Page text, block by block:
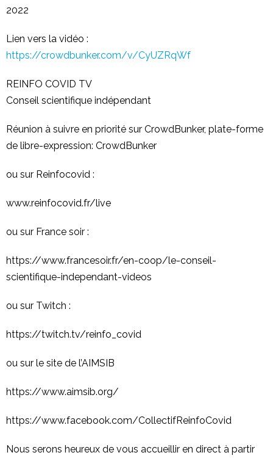
2022
Lien vers la vidéo :
https://crowdbunker.com/v/CyUZRqWf
REINFO COVID TV
Conseil scientifique indépendant
Réunion à suivre en priorité sur CrowdBunker, plate-forme
de libre-expression: CrowdBunker
ou sur Reinfocovid :
www.reinfocovid.fr/live
ou sur France soir :
https://www.francesoir.fr/en-coop/le-conseil-
scientifique-independant-videos
ou sur Twitch :
https://twitch.tv/reinfo_covid
ou sur le site de l’AIMSIB
https://www.aimsib.org/
https://www.facebook.com/CollectifReinfoCovid
Nous serons heureux de vous accueillir en direct à partir